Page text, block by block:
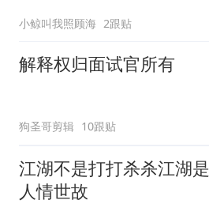
小鲸叫我照顾海 2跟贴
解释权归面试官所有
狗圣哥剪辑 10跟贴
江湖不是打打杀杀江湖是
人情世故